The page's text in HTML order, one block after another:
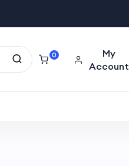
0
My
Account